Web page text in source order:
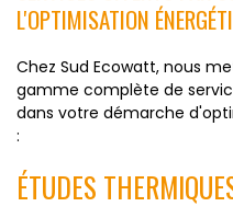
L'OPTIMISATION
Chez Sud Ecowatt, nous
gamme complète de
dans votre démarche
:
ÉTUDES